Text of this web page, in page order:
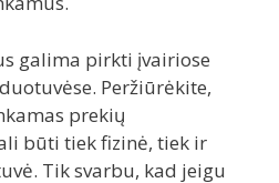
galima pirkti įvairiose
Peržiūrėkite,
prekių
būti tiek fizinė, tiek ir
Tik svarbu, kad jeigu